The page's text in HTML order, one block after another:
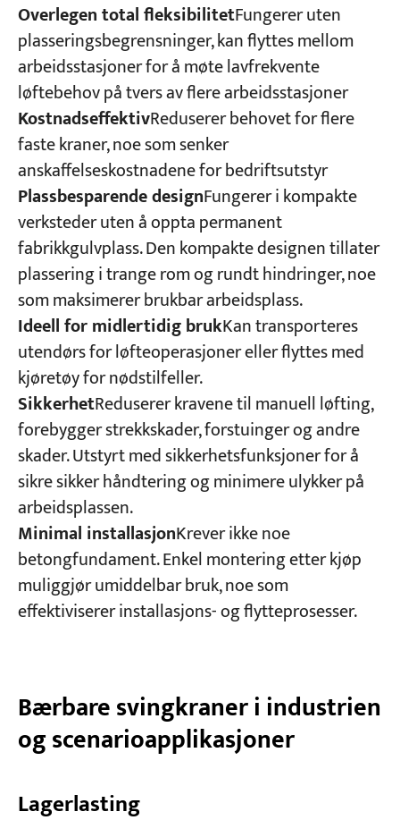
Overlegen total fleksibilitetFungerer uten
plasseringsbegrensninger, kan flyttes mellom
arbeidsstasjoner for å møte lavfrekvente
løftebehov på tvers av flere arbeidsstasjoner
KostnadseffektivReduserer behovet for flere
faste kraner, noe som senker
anskaffelseskostnadene for bedriftsutstyr
Plassbesparende designFungerer i kompakte
verksteder uten å oppta permanent
fabrikkgulvplass. Den kompakte designen tillater
plassering i trange rom og rundt hindringer, noe
som maksimerer brukbar arbeidsplass.
Ideell for midlertidig brukKan transporteres
utendørs for løfteoperasjoner eller flyttes med
kjøretøy for nødstilfeller.
SikkerhetReduserer kravene til manuell løfting,
forebygger strekkskader, forstuinger og andre
skader. Utstyrt med sikkerhetsfunksjoner for å
sikre sikker håndtering og minimere ulykker på
arbeidsplassen.
Minimal installasjonKrever ikke noe
betongfundament. Enkel montering etter kjøp
muliggjør umiddelbar bruk, noe som
effektiviserer installasjons- og flytteprosesser.
Bærbare svingkraner i industrien
og scenarioapplikasjoner
Lagerlasting